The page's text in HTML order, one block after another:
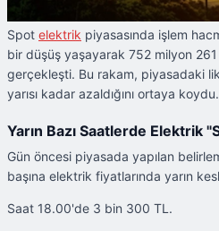
Spot elektrik piyasasında işlem
bir düşüş yaşayarak 752 milyon
gerçekleşti. Bu rakam, piyasadaki
yarısı kadar azaldığını ortaya koydu.
Yarın Bazı Saatlerde Elektrik
Gün öncesi piyasada yapılan
başına elektrik fiyatlarında yarın
Saat 18.00'de 3 bin 300 TL.